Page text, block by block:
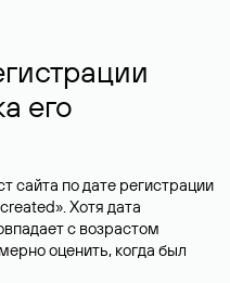
его
сайта по дате регистрации
Хотя дата
с возрастом
оценить, когда был